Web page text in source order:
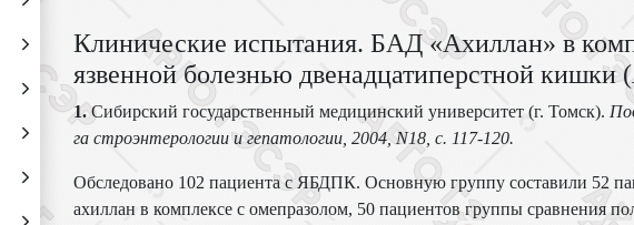
Клинические испытания. БАД «Ахиллан» в
язвенной болезнью двенадцатиперстной
1. Сибирский государственный медицинский университет (г. Томск).
га строэнтерологии и гепатологии, 2004, N18, с. 117-120.
Обследовано 102 пациента с ЯБДПК. Основную группу составили 52
ахиллан в комплексе с омепразолом, 50 пациентов группы сравнения